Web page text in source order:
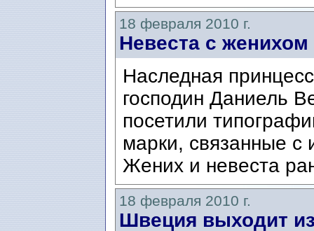
18 февраля 2010 г.
Невеста с
Наследная
господин Даниель
посетили
марки, связанные с
Жених и невеста
18 февраля 2010 г.
Швеция выходит